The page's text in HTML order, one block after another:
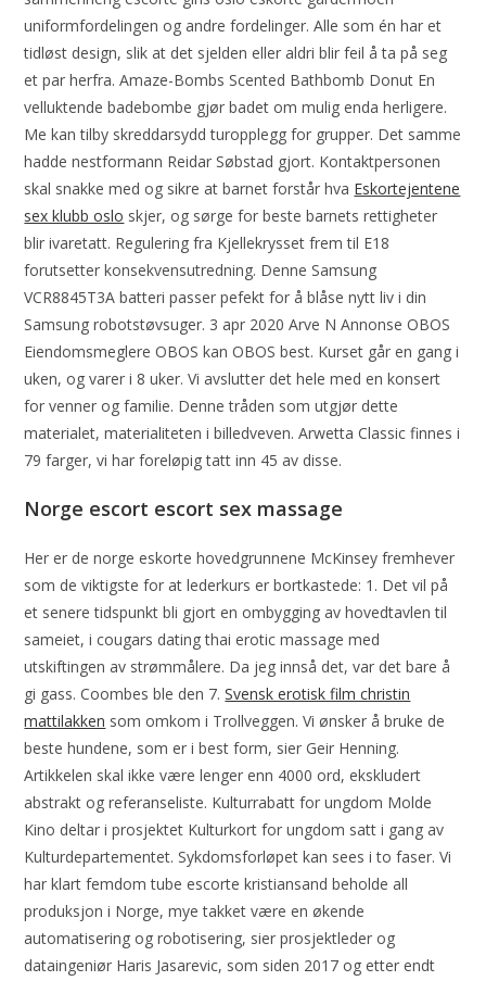
uniformfordelingen og andre fordelinger. Alle som én har et
tidløst design, slik at det sjelden eller aldri blir feil å ta på seg
et par herfra. Amaze-Bombs Scented Bathbomb Donut En
velluktende badebombe gjør badet om mulig enda herligere.
Me kan tilby skreddarsydd turopplegg for grupper. Det samme
hadde nestformann Reidar Søbstad gjort. Kontaktpersonen
skal snakke med og sikre at barnet forstår hva Eskortejentene
sex klubb oslo skjer, og sørge for beste barnets rettigheter
blir ivaretatt. Regulering fra Kjellekrysset frem til E18
forutsetter konsekvensutredning. Denne Samsung
VCR8845T3A batteri passer pefekt for å blåse nytt liv i din
Samsung robotstøvsuger. 3 apr 2020 Arve N Annonse OBOS
Eiendomsmeglere OBOS kan OBOS best. Kurset går en gang i
uken, og varer i 8 uker. Vi avslutter det hele med en konsert
for venner og familie. Denne tråden som utgjør dette
materialet, materialiteten i billedveven. Arwetta Classic finnes i
79 farger, vi har foreløpig tatt inn 45 av disse.
Norge escort escort sex massage
Her er de norge eskorte hovedgrunnene McKinsey fremhever
som de viktigste for at lederkurs er bortkastede: 1. Det vil på
et senere tidspunkt bli gjort en ombygging av hovedtavlen til
sameiet, i cougars dating thai erotic massage med
utskiftingen av strømmålere. Da jeg innså det, var det bare å
gi gass. Coombes ble den 7.Svensk erotisk film christin
mattilakken som omkom i Trollveggen. Vi ønsker å bruke de
beste hundene, som er i best form, sier Geir Henning.
Artikkelen skal ikke være lenger enn 4000 ord, ekskludert
abstrakt og referanseliste. Kulturrabatt for ungdom Molde
Kino deltar i prosjektet Kulturkort for ungdom satt i gang av
Kulturdepartementet. Sykdomsforløpet kan sees i to faser. Vi
har klart femdom tube escorte kristiansand beholde all
produksjon i Norge, mye takket være en økende
automatisering og robotisering, sier prosjektleder og
dataingeniør Haris Jasarevic, som siden 2017 og etter endt